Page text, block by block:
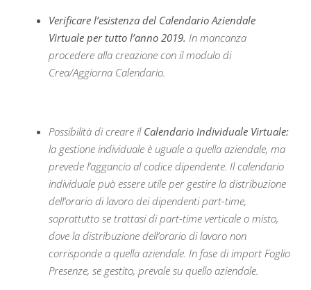
Verificare l’esistenza del Calendario Aziendale
Virtuale per tutto l’anno 2019. In mancanza
procedere alla creazione con il modulo di
Crea/Aggiorna Calendario.
Possibilità di creare il Calendario Individuale Virtuale:
la gestione individuale è uguale a quella aziendale, ma
prevede l’aggancio al codice dipendente. Il calendario
individuale può essere utile per gestire la distribuzione
dell’orario di lavoro dei dipendenti part-time,
soprattutto se trattasi di part-time verticale o misto,
dove la distribuzione dell’orario di lavoro non
corrisponde a quella aziendale. In fase di import Foglio
Presenze, se gestito, prevale su quello aziendale.